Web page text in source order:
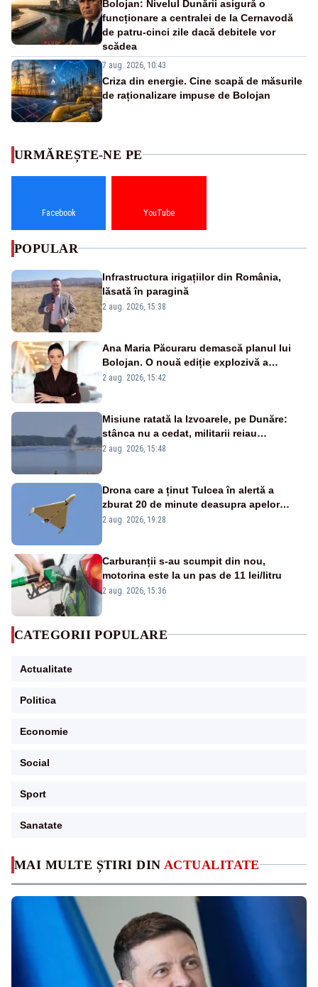
Bolojan: Nivelul Dunării asigură o
funcționare a centralei de la Cernavodă
de patru-cinci zile dacă debitele vor
scădea
7 aug. 2026, 10:43
Criza din energie. Cine scapă de măsurile
de raționalizare impuse de Bolojan
MAI MULTE ȘTIRI DIN ACTUALITATE
URMĂREȘTE-NE PE
Facebook YouTube
POPULAR
Infrastructura irigațiilor din România,
lăsată în paragină
2 aug. 2026, 15:38
Ana Maria Păcuraru demască planul lui
Bolojan. O nouă ediție explozivă a
emisiunii „Miza Zilei” la Realitatea PLUS
2 aug. 2026, 15:42
Misiune ratată la Izvoarele, pe Dunăre:
stânca nu a cedat, militarii reiau
detonările luni – VIDEO
2 aug. 2026, 15:48
Drona care a ținut Tulcea în alertă a
zburat 20 de minute deasupra apelor
României. Au fost ridicate două F-16
2 aug. 2026, 19:28
Carburanții s-au scumpit din nou,
motorina este la un pas de 11 lei/litru
2 aug. 2026, 15:36
CATEGORII POPULARE
Actualitate
Politica
Economie
Social
Sport
Sanatate